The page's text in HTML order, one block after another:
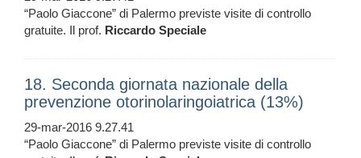
“Paolo Giaccone” di Palermo previste visite di controllo
gratuite. Il prof. Riccardo Speciale
18. Seconda giornata nazionale della
prevenzione otorinolaringoiatrica (13%)
29-mar-2016 9.27.41
“Paolo Giaccone” di Palermo previste visite di controllo